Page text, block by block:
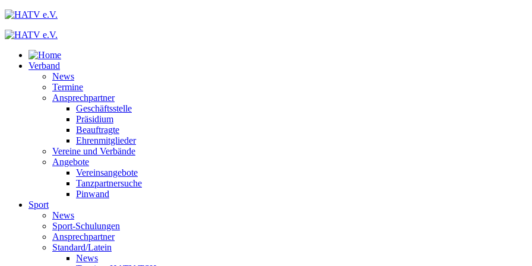
Verband
News
Termine
Ansprechpartner
Geschäftsstelle
Präsidium
Beauftragte
Ehrenmitglieder
Vereine und Verbände
Angebote
Vereinsangebote
Tanzpartnersuche
Pinwand
Sport
News
Sport-Schulungen
Ansprechpartner
Standard/Latein
News